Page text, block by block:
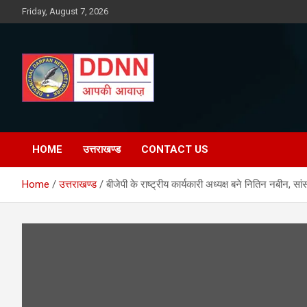
to
Friday, August 7, 2026
HOME उत्तराखण्ड CONTACT US
Home उत्तराखण्ड बीजेपी के राष्ट्रीय कार्यकारी अध्यक्ष बने नितिन